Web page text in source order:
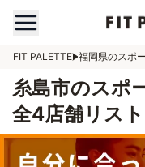
FIT PALETTE 福岡県のスポ
糸島市のスポ
全4店舗リスト